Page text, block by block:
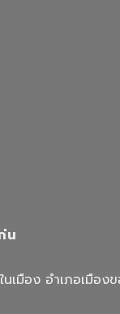
น
เมือง อำเภอเมือ